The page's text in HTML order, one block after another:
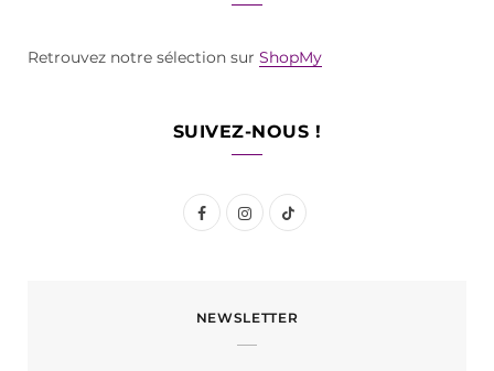
Retrouvez notre sélection sur ShopMy
SUIVEZ-NOUS !
F
e
I
t
T
T
NEWSLETTER